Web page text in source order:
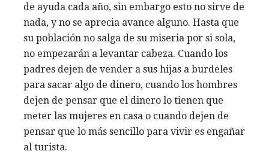
de ayuda cada año, sin embargo esto no sirve de
nada, y no se aprecia avance alguno. Hasta que
su población no salga de su miseria por si sola,
no empezarán a levantar cabeza. Cuando los
padres dejen de vender a sus hijas a burdeles
para sacar algo de dinero, cuando los hombres
dejen de pensar que el dinero lo tienen que
meter las mujeres en casa o cuando dejen de
pensar que lo más sencillo para vivir es engañar
al turista.